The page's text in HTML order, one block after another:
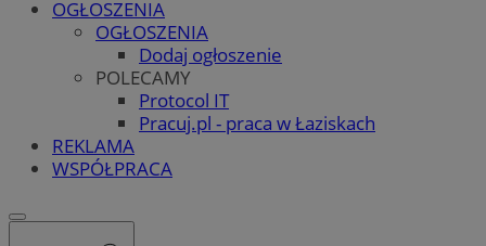
OGŁOSZENIA
OGŁOSZENIA
Dodaj ogłoszenie
POLECAMY
Protocol IT
Pracuj.pl - praca w Łaziskach
REKLAMA
WSPÓŁPRACA